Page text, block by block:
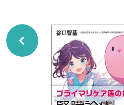
activated receptor（
4．
腎における小胞体ス
小胞体ストレス応答（
小胞体ストレス評価法 腎